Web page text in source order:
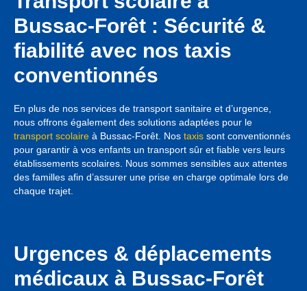
Bussac-Forêt : Sécurité &
fiabilité avec nos taxis
conventionnés
En plus de nos services de transport sanitaire et d’urgence,
nous offrons également des solutions adaptées pour le
transport scolaire à Bussac-Forêt. Nos taxis sont conventionnés
pour garantir à vos enfants un transport sûr et fiable vers leurs
établissements scolaires. Nous sommes sensibles aux attentes
des familles afin d’assurer une prise en charge optimale lors de
chaque trajet.
Urgences & déplacements
médicaux à Bussac-Forêt